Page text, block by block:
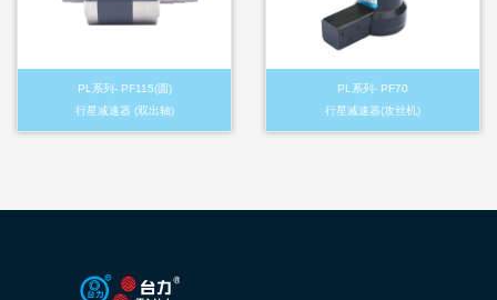
PL系列- PF115(圆)
行星减速器 (双出轴)
PL系列- PF70
行星减速器(攻丝机)